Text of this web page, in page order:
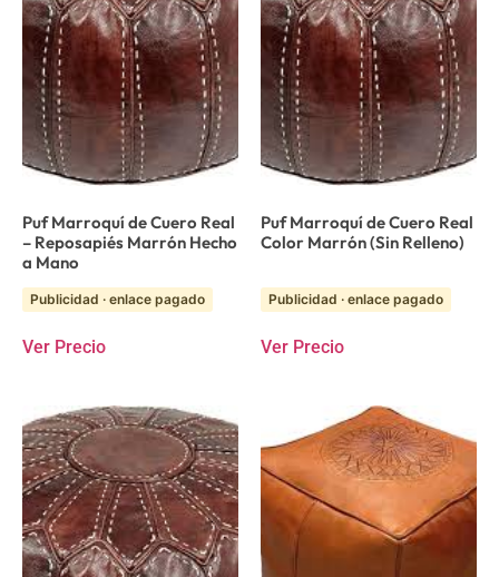
Puf Marroquí de Cuero Real
– Reposapiés Marrón Hecho
a Mano
Publicidad · enlace pagado
Ver Precio
Puf Marroquí de Cuero Real
Color Marrón (Sin Relleno)
Publicidad · enlace pagado
Ver Precio